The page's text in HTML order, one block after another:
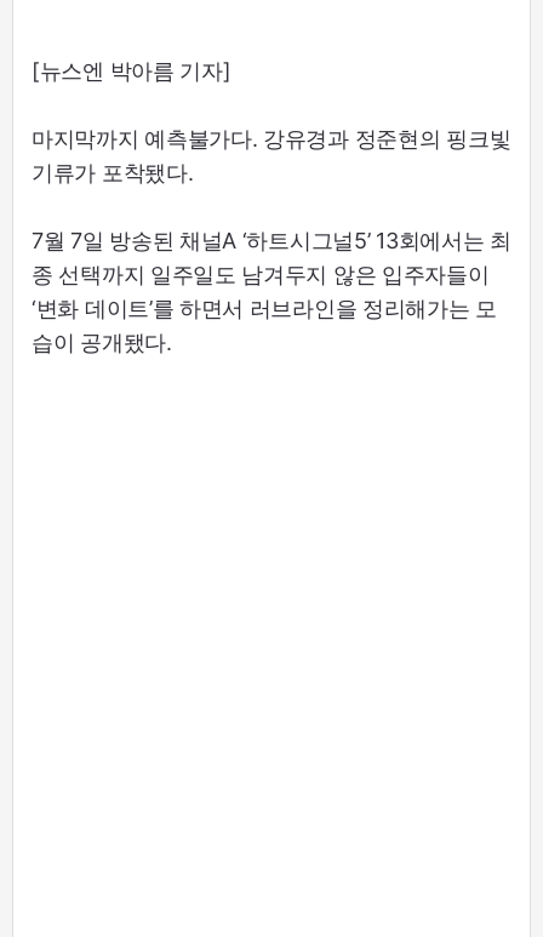
[뉴스엔 박아름 기자]
마지막까지 예측불가다. 강유경과 정준현의 핑크빛
기류가 포착됐다.
7월 7일 방송된 채널A ‘하트시그널5’ 13회에서는 최
종 선택까지 일주일도 남겨두지 않은 입주자들이
‘변화 데이트’를 하면서 러브라인을 정리해가는 모
습이 공개됐다.